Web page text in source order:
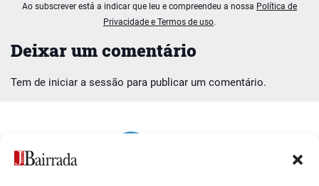
Deixar um comentário
Tem de iniciar a sessão para publicar um comentário.
Ao subscrever está a indicar que leu e compreendeu a nossa Política de
Privacidade e Termos de uso.